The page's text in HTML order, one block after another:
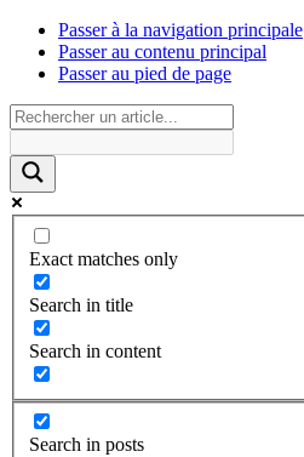
Passer à la navigation principale
Passer au contenu principal
Passer au pied de page
Exact matches only
Search in title
Search in content
Search in posts